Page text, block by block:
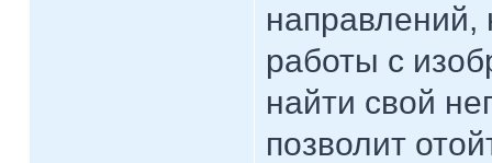
направлений,
работы с
найти свой
позволит